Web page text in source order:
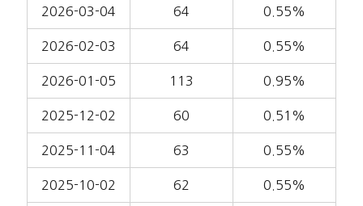
2026-03-04 64 0.55%
2026-02-03 64 0.55%
2026-01-05 113 0.95%
2025-12-02 60 0.51%
2025-11-04 63 0.55%
2025-10-02 62 0.55%